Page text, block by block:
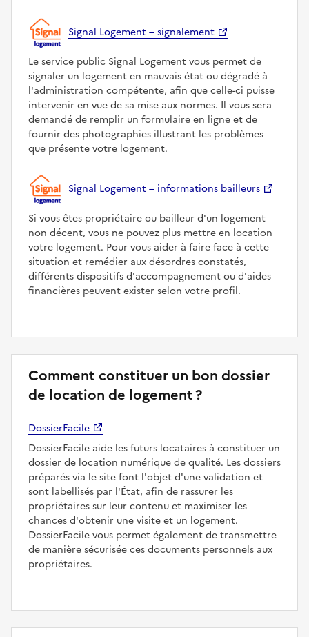
Signal Logement – signalement
Le service public Signal Logement vous permet de
signaler un logement en mauvais état ou dégradé à
l'administration compétente, afin que celle-ci puisse
intervenir en vue de sa mise aux normes. Il vous sera
demandé de remplir un formulaire en ligne et de
fournir des photographies illustrant les problèmes
que présente votre logement.
Signal Logement – informations bailleurs
Si vous êtes propriétaire ou bailleur d'un logement
non décent, vous ne pouvez plus mettre en location
votre logement. Pour vous aider à faire face à cette
situation et remédier aux désordres constatés,
différents dispositifs d'accompagnement ou d'aides
financières peuvent exister selon votre profil.
Comment constituer un bon dossier
de location de logement ?
DossierFacile
DossierFacile aide les futurs locataires à constituer un
dossier de location numérique de qualité. Les dossiers
préparés via le site font l'objet d'une validation et
sont labellisés par l'État, afin de rassurer les
propriétaires sur leur contenu et maximiser les
chances d'obtenir une visite et un logement.
DossierFacile vous permet également de transmettre
de manière sécurisée ces documents personnels aux
propriétaires.